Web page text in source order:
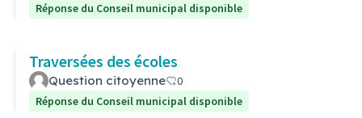
Réponse du Conseil municipal disponible
Traversées des écoles
Question citoyenne
0
Réponse du Conseil municipal disponible